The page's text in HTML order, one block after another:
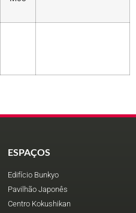
ESPAÇOS
Edifício Bunkyo
Pavilhão Japonês
Centro Kokushikan